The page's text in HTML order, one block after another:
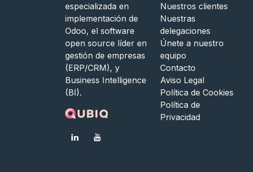
Nuestros clientes
Nuestras
delegaciones
Únete a nuestro
equipo
Contacto
Aviso Legal
Política de Cookies
Política de
Privacidad
especializada en
implementación de
Odoo, el software
open source líder en
gestión de empresas
(ERP/CRM), y
Business Intelligence
(BI).